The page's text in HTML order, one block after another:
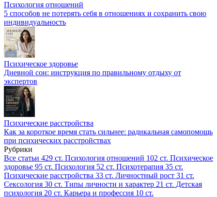
Психология отношений
5 способов не потерять себя в отношениях и сохранить свою
индивидуальность
Психическое здоровье
Дневной сон: инструкция по правильному отдыху от
экспертов
Психические расстройства
Как за короткое время стать сильнее: радикальная самопомощь
при психических расстройствах
Рубрики
Все статьи 429 ст. Психология отношений 102 ст. Психическое
здоровье 95 ст. Психология 52 ст. Психотерапия 35 ст.
Психические расстройства 33 ст. Личностный рост 31 ст.
Сексология 30 ст. Типы личности и характер 21 ст. Детская
психология 20 ст. Карьера и профессия 10 ст.